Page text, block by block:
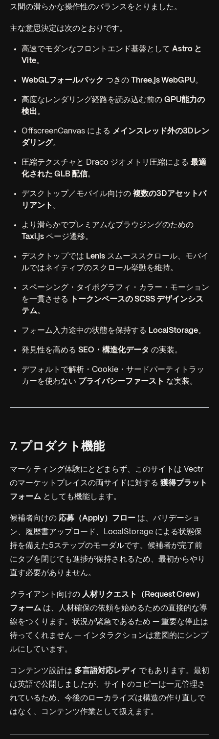
ス間の滑らかな操作性のバランスをとりました。
主な意思決定は次のとおりです。
高速でモダンなフロントエンド基盤として Astro と
Vite。
WebGLフォールバック つきの Three.js WebGPU。
高度なレンダリング経路を読み込む前の GPU能力の
検出 。
OffscreenCanvas による メインスレッド外の3Dレン
ダリング。
圧縮テクスチャと Draco ジオメトリ圧縮による 最適
化された GLB 配信。
デスクトップ／モバイル向けの 複数の3Dアセットバ
リアント 。
より滑らかでプレミアムなブラウジングのための
Taxi.js ページ遷移。
デスクトップでは Lenis スムーススクロール、モバイ
ルではネイティブのスクロール挙動を維持。
スペーシング・タイポグラフィ・カラー・モーション
を一貫させる
トークンベースの SCSS デザインシス
テム 。
フォーム入力途中の状態を保持する LocalStorage。
発見性を高める SEO・構造化データ の実装。
デフォルトで解析・Cookie・サードパーティトラッ
カーを使わない プライバシーファースト な実装。
7. プロダクト機能
マーケティング体験にとどまらず、このサイトは Vectr
のマーケットプレイスの両サイドに対する 獲得プラット
フォーム としても機能します。
候補者向けの 応募（Apply）フロー は、バリデーショ
ン、履歴書アップロード、LocalStorage による状態保
持を備えた5ステップのモーダルです。候補者が完了前
にタブを閉じても進捗が保持されるため、最初からやり
直す必要がありません。
クライアント向けの 人材リクエスト（Request Crew）
フォーム は、人材確保の依頼を始めるための直接的な導
線をつくります。状況が緊急であるため — 重要な停止は
待ってくれません — インタラクションは意図的にシンプ
ルにしています。
コンテンツ設計は 多言語対応レディ でもあります。最初
は英語で公開しましたが、サイトのコピーは一元管理さ
れているため、今後のローカライズは構造の作り直しで
はなく、コンテンツ作業として扱えます。